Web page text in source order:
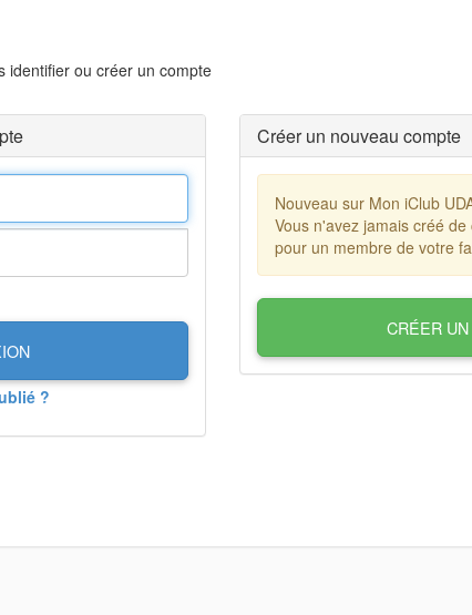
identifier ou créer un compte
?
Créer un nouveau compte
Nouveau sur Mon iClub
Vous n'avez jamais créé
pour un membre de votre
CRÉER